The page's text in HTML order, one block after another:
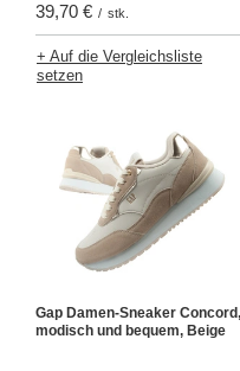
39,70 € / stk.
+ Auf die Vergleichsliste
setzen
Gap Damen-Sneaker Concord,
modisch und bequem, Beige